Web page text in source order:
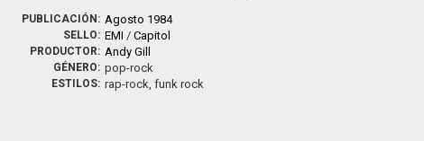
PUBLICACIÓN: Agosto 1984
SELLO: EMI /Capitol
PRODUCTOR: Andy Gill
GÉNERO: pop-rock
ESTILOS: rap-rock, funk rock